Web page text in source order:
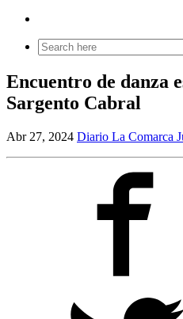
Search
for:
Encuentro de danza
Sargento Cabral
Abr 27, 2024 Diario La Comarca